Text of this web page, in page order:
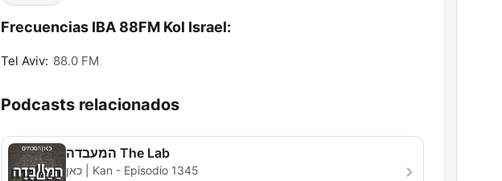
Frecuencias IBA 88FM Kol Israel:
Tel Aviv: 88.0 FM
Podcasts relacionados
המעבדה The Lab
כאן | Kan - Episodio 1345